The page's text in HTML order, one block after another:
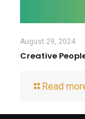
August 29, 2024
Creative
Read